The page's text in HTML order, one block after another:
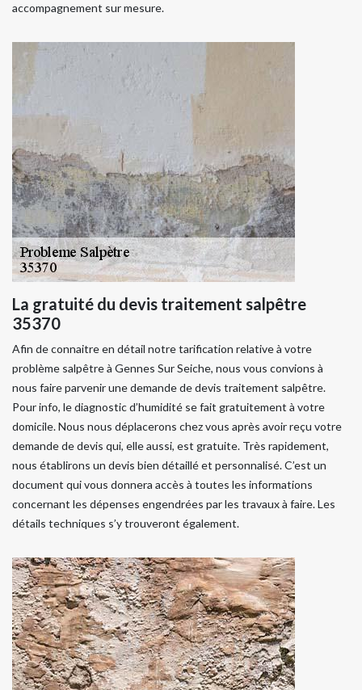
accompagnement sur mesure.
La gratuité du devis traitement salpêtre
35370
Afin de connaitre en détail notre tarification relative à votre
problème salpêtre à Gennes Sur Seiche, nous vous convions à
nous faire parvenir une demande de devis traitement salpêtre.
Pour info, le diagnostic d’humidité se fait gratuitement à votre
domicile. Nous nous déplacerons chez vous après avoir reçu votre
demande de devis qui, elle aussi, est gratuite. Très rapidement,
nous établirons un devis bien détaillé et personnalisé. C’est un
document qui vous donnera accès à toutes les informations
concernant les dépenses engendrées par les travaux à faire. Les
détails techniques s’y trouveront également.